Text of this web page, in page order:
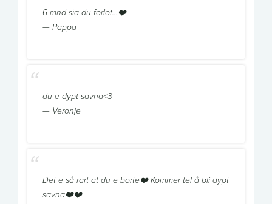
6 mnd sia du forlot…❤️
— Pappa
du e dypt savna<3
— Veronje
Det e så rart at du e borte❤️ Kommer tel å bli dypt
savna❤️❤️